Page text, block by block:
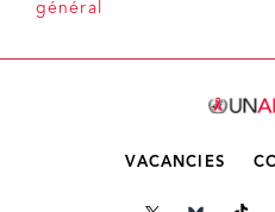
général
VACANCIES